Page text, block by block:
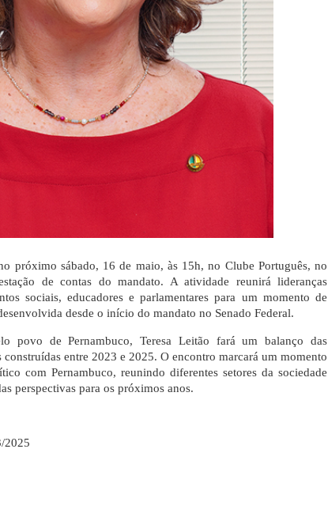
próximo sábado, 16 de maio, às 15h, no Clube Português, no
de contas do mandato. A atividade reunirá lideranças
sociais, educadores e parlamentares para um momento de
desde o início do mandato no Senado Federal.
povo de Pernambuco, Teresa Leitão fará um balanço das
entre 2023 e 2025. O encontro marcará um momento
com Pernambuco, reunindo diferentes setores da sociedade
perspectivas para os próximos anos.
2025